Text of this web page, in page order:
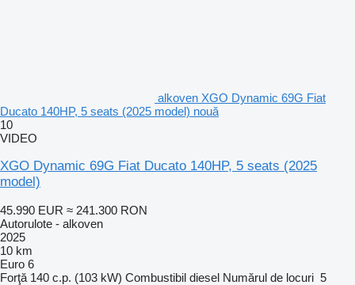
alkoven XGO Dynamic 69G Fiat
Ducato 140HP, 5 seats (2025 model) nouă
10
VIDEO
XGO Dynamic 69G Fiat Ducato 140HP, 5 seats (2025
model)
45.990 EUR ≈ 241.300 RON
Autorulote - alkoven
2025
10 km
Euro 6
Forţă 140 c.p. (103 kW) Combustibil diesel Numărul de locuri 5